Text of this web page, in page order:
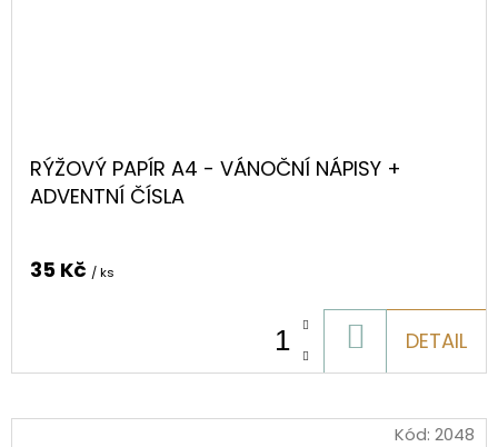
RÝŽOVÝ PAPÍR A4 - VÁNOČNÍ NÁPISY +
ADVENTNÍ ČÍSLA
35 Kč / ks
KOŠÍKU
DETAIL
Kód: 2048